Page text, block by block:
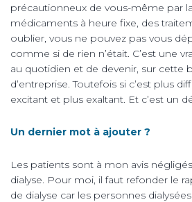
précautionneux de vous-même par
médicaments à heure fixe, des
oublier, vous ne pouvez pas vous
comme si de rien n’était. C’est une
au quotidien et de devenir, sur cette
d’entreprise. Toutefois si c’est plus
excitant et plus exaltant. Et c’est un
Un dernier mot à ajouter ?
Les patients sont à mon avis
dialyse. Pour moi, il faut refonder le
de dialyse car les personnes